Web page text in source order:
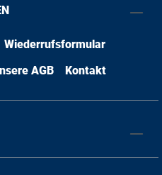
Wiederrufsformular
AGB Kontakt